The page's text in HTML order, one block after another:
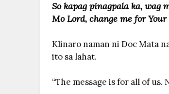
So kapag pinagpala ka, wag
Mo Lord, change me for
Klinaro naman ni Doc Mata
ito sa lahat.
“The message is for all of us.